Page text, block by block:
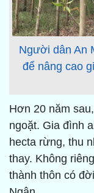
Người dân An
để nâng cao
Hơn 20 năm
ngoặt. Gia đình
hecta rừng, thu
thay. Không
thành thôn có